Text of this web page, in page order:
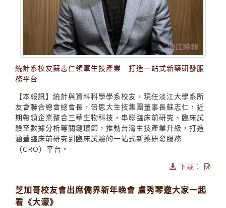
統計系校友蘇志仁領軍生技產業 打造一站式新藥研發服
務平台
【本報訊】統計與資料科學學系校友，現任淡江大學系所
友會聯合總會總會長，倍思大生技集團董事長蘇志仁，近
期帶領企業整合三華生物科技，串聯臨床前研究、臨床試
驗至數據分析等關鍵環節，推動台灣生技產業升級，打造
涵蓋臨床前研究到臨床試驗的一站式新藥研發服務
（CRO）平台。
下載：
芝加哥校友會出席僑界新年晚會 盧秀琴邀大家一起
看《大濛》